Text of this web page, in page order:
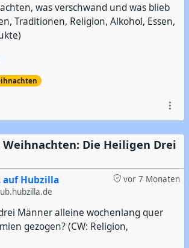
was verschwand und was blieb
Traditionen, Religion, Alkohol, Essen,
Weihnachten: Die Heiligen Drei
vor 7 Monaten
auf Hubzilla
Männer alleine wochenlang quer
gezogen? (CW: Religion,